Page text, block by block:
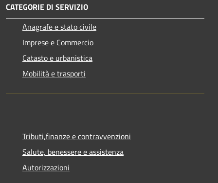
CATEGORIE DI SERVIZIO
Anagrafe e stato civile
Imprese e Commercio
Catasto e urbanistica
Mobilità e trasporti
Tributi,finanze e contravvenzioni
Salute, benessere e assistenza
Autorizzazioni